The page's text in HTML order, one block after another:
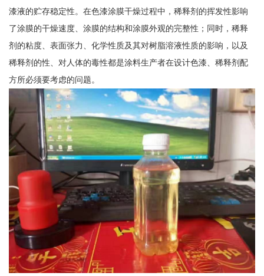
漆液的贮存稳定性。在色漆涂膜干燥过程中，稀释剂的挥发性影响
了涂膜的干燥速度、涂膜的结构和涂膜外观的完整性；同时，稀释
剂的粘度、表面张力、化学性质及其对树脂溶液性质的影响，以及
稀释剂的性、对人体的毒性都是涂料生产者在设计色漆、稀释剂配
方所必须要考虑的问题。